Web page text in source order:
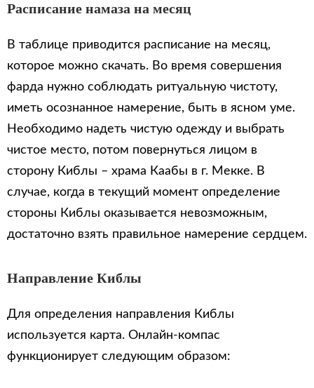
Расписание намаза на месяц
В таблице приводится расписание на месяц,
которое можно скачать. Во время совершения
фарда нужно соблюдать ритуальную чистоту,
иметь осознанное намерение, быть в ясном уме.
Необходимо надеть чистую одежду и выбрать
чистое место, потом повернуться лицом в
сторону Киблы – храма Каабы в г. Мекке. В
случае, когда в текущий момент определение
стороны Киблы оказывается невозможным,
достаточно взять правильное намерение сердцем.
Направление Киблы
Для определения направления Киблы
используется карта. Онлайн-компас
функционирует следующим образом: